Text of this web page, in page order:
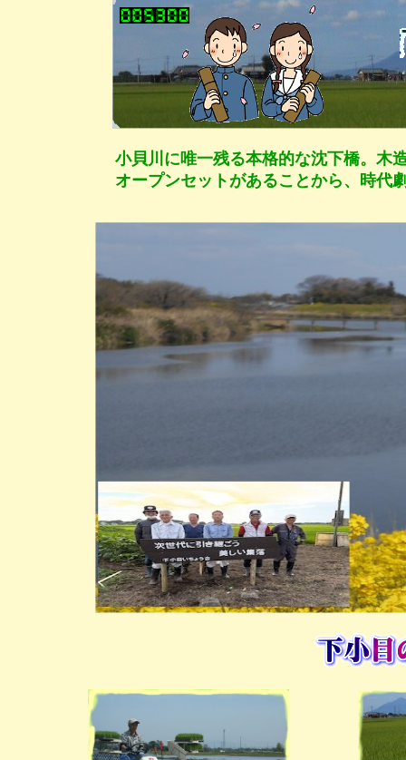
小貝川に唯一残る本格的な沈下橋。木
オープンセットがあることから、時代